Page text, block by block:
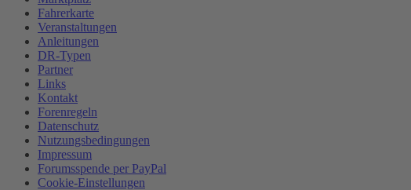
Fahrerkarte
Veranstaltungen
Anleitungen
DR-Typen
Partner
Links
Kontakt
Forenregeln
Datenschutz
Nutzungsbedingungen
Impressum
Forumsspende per PayPal
Cookie-Einstellungen